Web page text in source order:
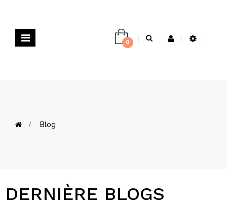
Basculer
0
> Blog
DERNIÈRE BLOGS